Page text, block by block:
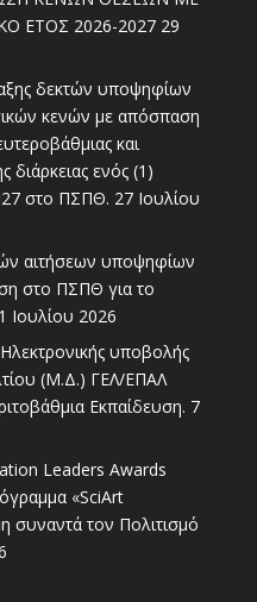
ΕΤΟΣ 2026-2027 29
δεκτών υποψηφίων
κενών με απόσπαση
και
διάρκειας ενός (1)
στο ΠΣΠΘ. 27 Ιουλίου
αιτήσεων υποψηφίων
στο ΠΣΠΘ για το
Ιουλίου 2026
υποβολής
(Μ.Δ.) ΓΕΛ/ΕΠΑΛ
Εκπαίδευση. 7
Leaders Awards
«SciArt
συναντά τον Πολιτισμό